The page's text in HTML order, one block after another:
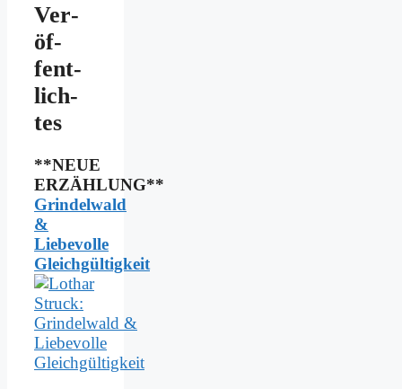
Ver­
öf­
fent­
lich­
tes
**NEUE
ERZÄHLUNG**
Grindelwald
&
Liebevolle
Gleichgültigkeit